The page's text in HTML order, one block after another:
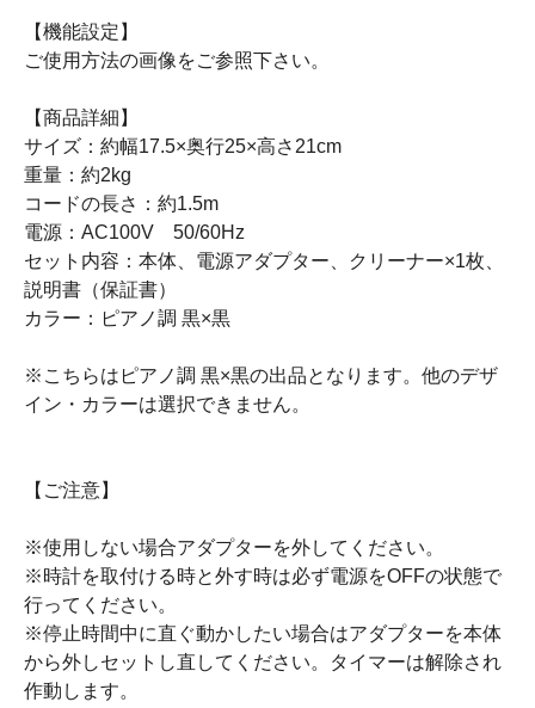
【機能設定】
ご使用方法の画像をご参照下さい。
【商品詳細】
サイズ：約幅17.5×奥行25×高さ21cm
重量：約2kg
コードの長さ：約1.5m
電源：AC100V 50/60Hz
セット内容：本体、電源アダプター、クリーナー×1枚、
説明書（保証書）
カラー：ピアノ調 黒×黒
※こちらはピアノ調 黒×黒の出品となります。他のデザ
イン・カラーは選択できません。
【ご注意】
※使用しない場合アダプターを外してください。
※時計を取付ける時と外す時は必ず電源をOFFの状態で
行ってください。
※停止時間中に直ぐ動かしたい場合はアダプターを本体
から外しセットし直してください。タイマーは解除され
作動します。